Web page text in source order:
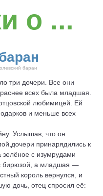
о ...
баран
три дочери. Все они
всех была младшая.
любимицей. Ей
и меньше всех
Услышав, что он
принарядились к
зелёное с изумрудами
бирюзой, а младшая —
король вернулся, и
дочь, отец спросил её: